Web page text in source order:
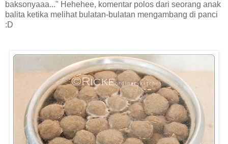
baksonyaaa..." Hehehee, komentar polos dari seorang anak
balita ketika melihat bulatan-bulatan mengambang di panci
:D